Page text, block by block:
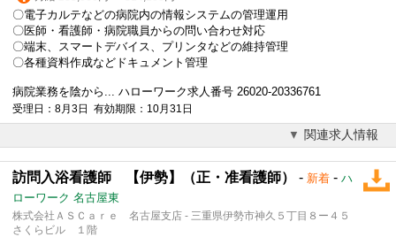
〇電子カルテなどの病院内の情報システムの管理運用
〇医師・看護師・病院職員からの問い合わせ対応
〇端末、スマートデバイス、プリンタなどの維持管理
〇各種資料作成などドキュメント管理
病院業務を陰から... ハローワーク求人番号 26020-20336761
受理日：8月3日 有効期限：10月31日
関連求人情報
訪問入浴看護師 【伊勢】（正・准看護師） - 新着 - ハ
ローワーク 名古屋東
株式会社ＡＳＣａｒｅ 名古屋支店 - 三重県伊勢市神久５丁目８ー４５
さくらビル １階